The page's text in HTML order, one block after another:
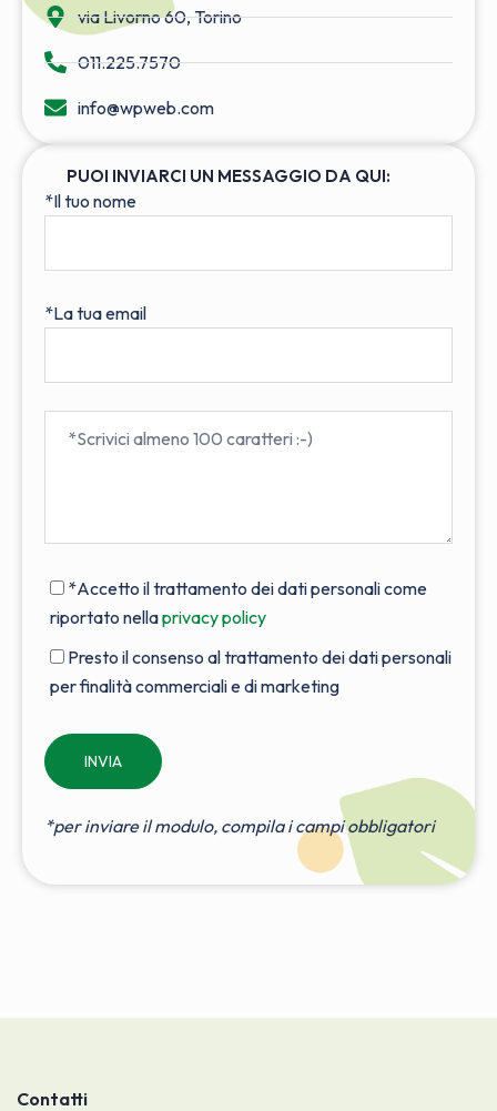
via Livorno 60, Torino
011.225.7570
info@wpweb.com
PUOI INVIARCI UN MESSAGGIO DA QUI:
*Il tuo nome
*La tua email
*Accetto il trattamento dei dati personali come
riportato nellaprivacy policy
Presto il consenso al trattamento dei dati personali
per finalità commerciali e di marketing
*per inviare il modulo, compila i campi obbligatori
Contatti